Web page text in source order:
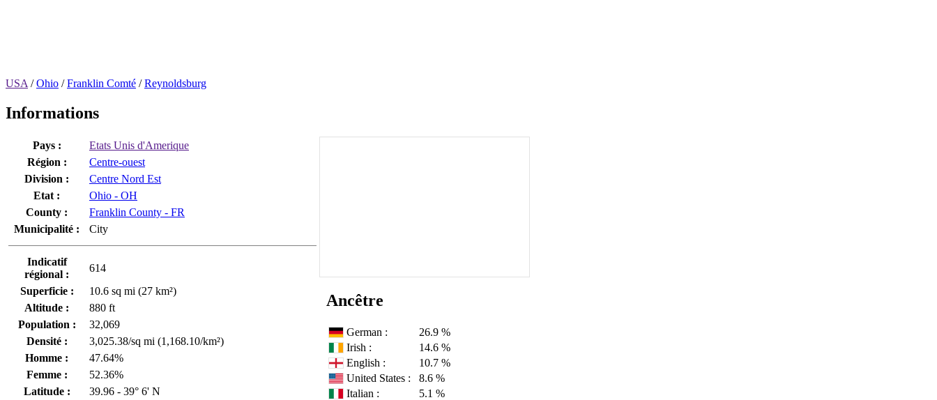
USA /Ohio /Franklin Comté /Reynoldsburg
Informations
Pays :
Etats Unis d'Amerique
Région :
Centre-ouest
Division :
Centre Nord Est
Etat :
Ohio - OH
County :
Franklin County - FR
Municipalité :
City
Indicatif
régional :
614
Superficie :
10.6 sq mi (27 km²)
Altitude :
880 ft
Population :
32,069
Densité :
3,025.38/sq mi (1,168.10/km²)
Homme :
47.64%
Femme :
52.36%
Latitude :
39.96 - 39° 6' N
Ancêtre
German :
26.9 %
Irish :
14.6 %
English :
10.7 %
United States :
8.6 %
Italian :
5.1 %